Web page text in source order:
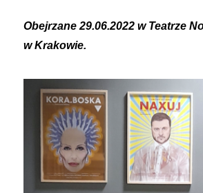
Obejrzane 29.06.2022 w Teatrze
w Krakowie.